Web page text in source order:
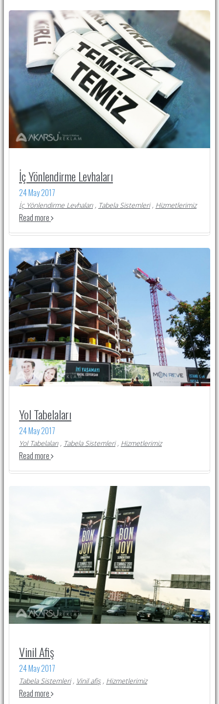
İç Yönlendirme Levhaları
24 May 2017
İç Yönlendirme Levhaları, Tabela Sistemleri, Hizmetlerimiz
Read more
Yol Tabelaları
24 May 2017
Yol Tabelaları, Tabela Sistemleri, Hizmetlerimiz
Read more
Vinil Afiş
24 May 2017
Tabela Sistemleri, Vinil afiş , Hizmetlerimiz
Read more